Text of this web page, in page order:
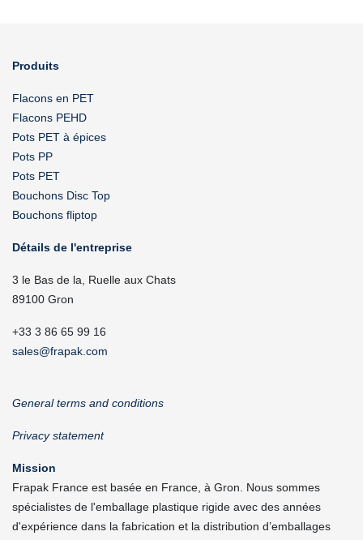
Produits
Flacons en PET
Flacons PEHD
Pots PET à épices
Pots PP
Pots PET
Bouchons Disc Top
Bouchons fliptop
Détails de l'entreprise
3 le Bas de la, Ruelle aux Chats
89100 Gron
+33 3 86 65 99 16
sales@frapak.com
General terms and conditions
Privacy statement
Mission
Frapak France est basée en France, à Gron. Nous sommes
spécialistes de l'emballage plastique rigide avec des années
d'expérience dans la fabrication et la distribution d’emballages